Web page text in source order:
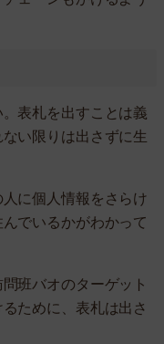
表札を出すことは義
い限りは出さずに生
に個人情報をさらけ
でいるかがわかって
班バオのターゲット
ために、表札は出さ